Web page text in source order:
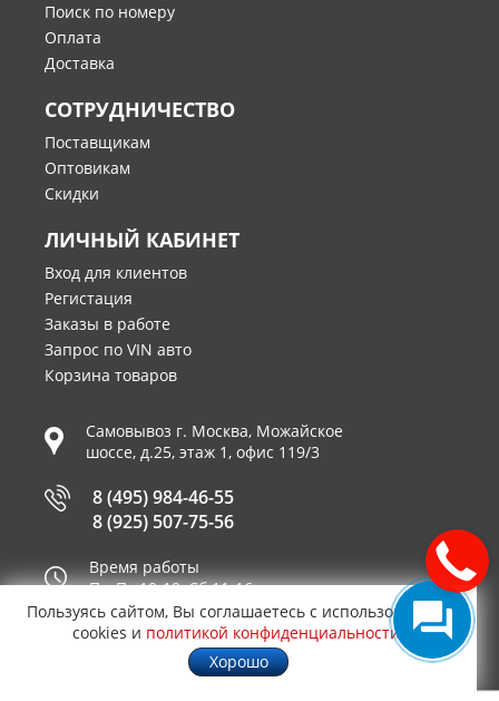
Поиск по номеру
Оплата
Доставка
СОТРУДНИЧЕСТВО
Поставщикам
Оптовикам
Скидки
ЛИЧНЫЙ КАБИНЕТ
Вход для клиентов
Регистация
Заказы в работе
Запрос по VIN авто
Корзина товаров
Самовывоз г. Москва, Можайское
шоссе, д.25, этаж 1, офис 119/3
8 (495) 984-46-55
8 (925) 507-75-56
Время работы
Пн-Пт 10-19, Сб 11-16
Принимаем к оплате
Пользуясь сайтом, Вы соглашаетесь с использованием
cookies и политикой конфиденциальности
Хорошо